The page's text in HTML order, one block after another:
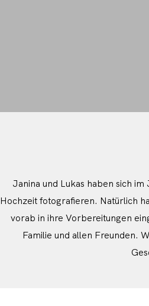
Janina und Lukas haben sich
Hochzeit fotografieren. Natürlich
vorab in ihre Vorbereitungen
Familie und allen Freunden.